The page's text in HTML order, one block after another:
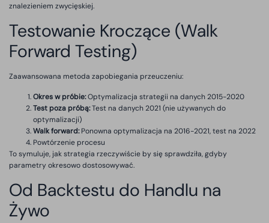
znalezieniem zwycięskiej.
Testowanie Kroczące (Walk
Forward Testing)
Zaawansowana metoda zapobiegania przeuczeniu:
Okres w próbie:Optymalizacja strategii na danych 2015-2020
Test poza próbą:Test na danych 2021 (nie używanych do
optymalizacji)
Walk forward:Ponowna optymalizacja na 2016-2021, test na 2022
Powtórzenie procesu
To symuluje, jak strategia rzeczywiście by się sprawdziła, gdyby
parametry okresowo dostosowywać.
Od Backtestu do Handlu na
Żywo